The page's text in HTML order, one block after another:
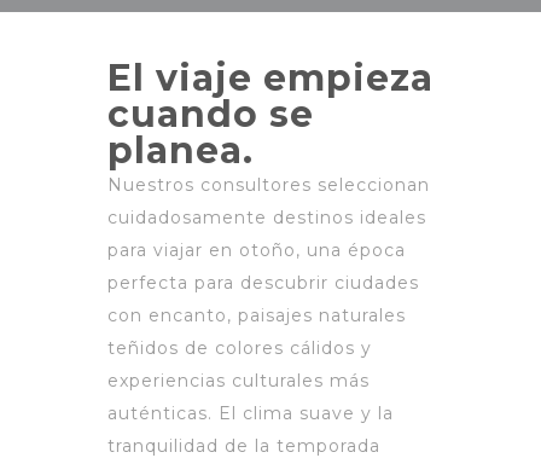
El viaje empieza
cuando se
planea.
Nuestros consultores seleccionan
cuidadosamente destinos ideales
para viajar en otoño, una época
perfecta para descubrir ciudades
con encanto, paisajes naturales
teñidos de colores cálidos y
experiencias culturales más
auténticas. El clima suave y la
tranquilidad de la temporada